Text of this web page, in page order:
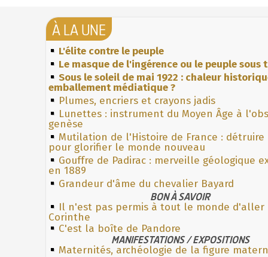
À LA UNE
L'élite contre le peuple
Le masque de l'ingérence ou le peuple sous
Sous le soleil de mai 1922 : chaleur
emballement médiatique ?
Plumes, encriers et crayons jadis
Lunettes : instrument du Moyen Âge à
genèse
Mutilation de l'Histoire de France : détruire
pour glorifier le monde nouveau
Gouffre de Padirac : merveille géologique
en 1889
Grandeur d'âme du chevalier Bayard
BON À SAVOIR
Il n'est pas permis à tout le monde d'aller
Corinthe
C'est la boîte de Pandore
MANIFESTATIONS / EXPOSITIONS
Maternités, archéologie de la figure